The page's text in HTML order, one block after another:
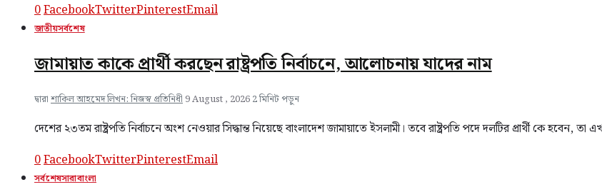
0FacebookTwitterPinterestEmail
জাতীয়সর্বশেষ
জামায়াত কাকে প্রার্থী করছেন রাষ্ট্রপতি নির্বাচনে, আলোচনায় যাদের নাম
দ্বারাশাকিল আহমেদ লিখন: নিজস্ব প্রতিনিধী9 August , 20262 মিনিট পড়ুন
দেশের ২৩তম রাষ্ট্রপতি নির্বাচনে অংশ নেওয়ার সিদ্ধান্ত নিয়েছে বাংলাদেশ জামায়াতে ইসলামী। তবে রাষ্ট্রপতি পদে দলটির প্রার্থী কে
0FacebookTwitterPinterestEmail
সর্বশেষসারাবাংলা